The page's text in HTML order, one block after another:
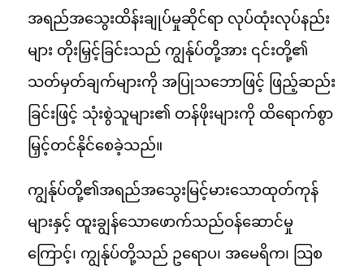
အရည်အသွေးထိန်းချုပ်မှုဆိုင်ရာ လုပ်ထုံးလုပ်နည်း
များ တိုးမြှင့်ခြင်းသည် ကျွန်ုပ်တို့အား ၎င်းတို့၏
သတ်မှတ်ချက်များကို အပြုသဘောဖြင့် ဖြည့်ဆည်း
ခြင်းဖြင့် သုံးစွဲသူများ၏ တန်ဖိုးများကို ထိရောက်စွာ
မြှင့်တင်နိုင်စေခဲ့သည်။
ကျွန်ုပ်တို့၏အရည်အသွေးမြင့်မားသောထုတ်ကုန်
များနှင့် ထူးချွန်သောဖောက်သည်ဝန်ဆောင်မှု
ကြောင့်၊ ကျွန်ုပ်တို့သည် ဥရောပ၊ အမေရိက၊ သြစ